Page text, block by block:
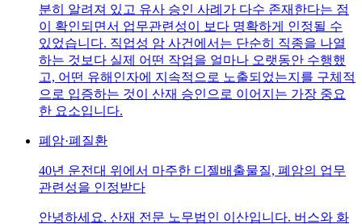
분히 알려져 있고 유사 승인 사례가 다수 존재한다는 점
이 확인되면서 업무관련성이 보다 명확하게 인정될 수
있었습니다. 직업성 암 사건에서는 단순히 직종을 나열
하는 것보다 실제 어떤 작업을 얼마나 오랫동안 수행했
고, 어떤 유해인자에 지속적으로 노출되었는지를 구체적
으로 입증하는 것이 산재 승인으로 이어지는 가장 중요
한 요소입니다.
폐암·폐질환
40년 운전대 위에서 마주한 디젤배출물질, 폐암의 업무
관련성을 인정받다
안녕하세요. 산재 전문 노무법인 이산입니다. 버스와 화